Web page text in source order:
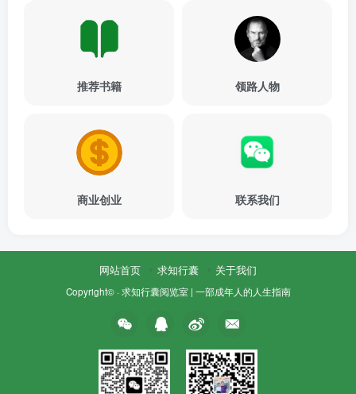
推荐书籍 领路人物
商业创业 联系我们
网站首页 求知行囊 关于我们
Copyright© · 求知行囊阅览室 | 一部成年人的人生指南